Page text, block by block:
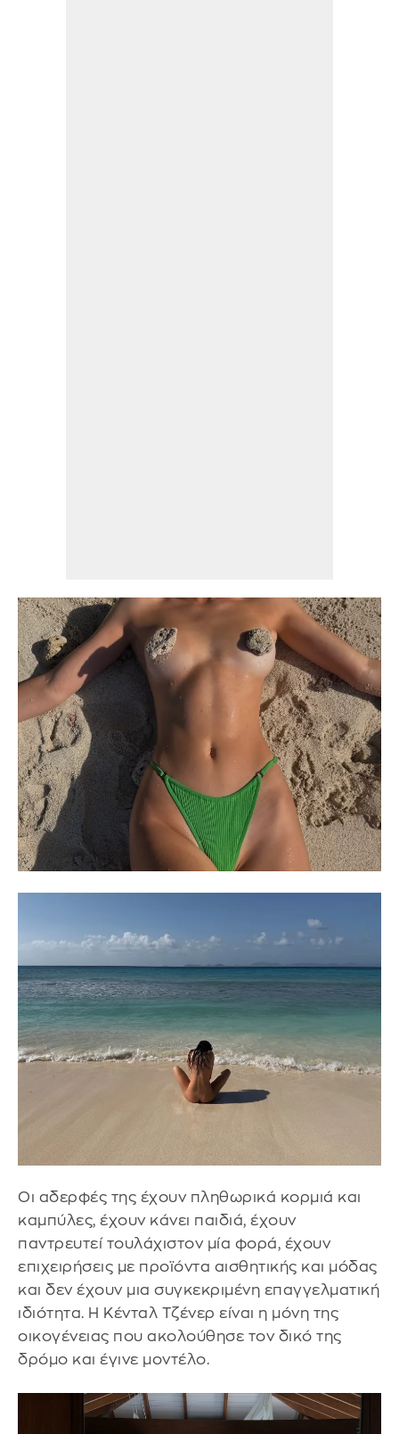
Οι αδερφές της έχουν πληθωρικά κορμιά και
καμπύλες, έχουν κάνει παιδιά, έχουν
παντρευτεί τουλάχιστον μία φορά, έχουν
επιχειρήσεις με προϊόντα αισθητικής και μόδας
και δεν έχουν μια συγκεκριμένη επαγγελματική
ιδιότητα. Η Κένταλ Τζένερ είναι η μόνη της
οικογένειας που ακολούθησε τον δικό της
δρόμο και έγινε μοντέλο.